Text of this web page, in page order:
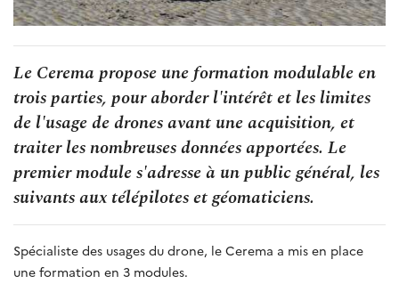
Le Cerema propose une formation modulable en
trois parties, pour aborder l'intérêt et les limites
de l'usage de drones avant une acquisition, et
traiter les nombreuses données apportées. Le
premier module s'adresse à un public général, les
suivants aux télépilotes et géomaticiens.
Spécialiste des usages du drone, le Cerema a mis en place
une formation en 3 modules.